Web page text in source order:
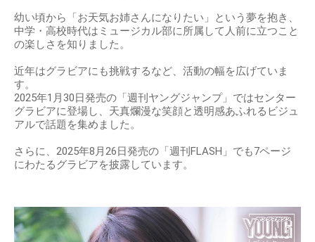
幼い頃から「お天気お姉さんになりたい」という夢を抱き、
中学・高校時代はミュージカル部に所属して人前に立つこと
の楽しさを知りました。
近年はグラビアにも挑戦するなど、活動の幅を広げていま
す。
2025年1月30日発売の「週刊ヤングジャンプ」ではセンター
グラビアに登場し、天真爛漫な笑顔と透明感あふれるビジュ
アルで話題を集めました。
さらに、2025年8月26日発売の「週刊FLASH」でも7ページ
にわたるグラビアを披露しています。